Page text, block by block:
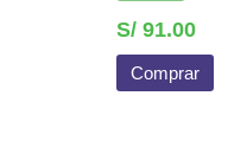
S/ 91.00
Comprar